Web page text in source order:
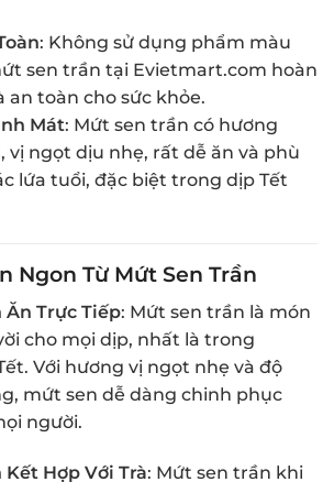
: Không sử dụng phẩm màu
sen trần tại Evietmart.com hoàn
an toàn cho sức khỏe.
Mát: Mứt sen trần có hương
ngọt dịu nhẹ, rất dễ ăn và phù
lứa tuổi, đặc biệt trong dịp Tết
Ngon Từ Mứt Sen Trần
Ăn Trực Tiếp: Mứt sen trần là món
cho mọi dịp, nhất là trong
Với hương vị ngọt nhẹ và độ
mứt sen dễ dàng chinh phục
người.
Kết Hợp Với Trà: Mứt sen trần khi